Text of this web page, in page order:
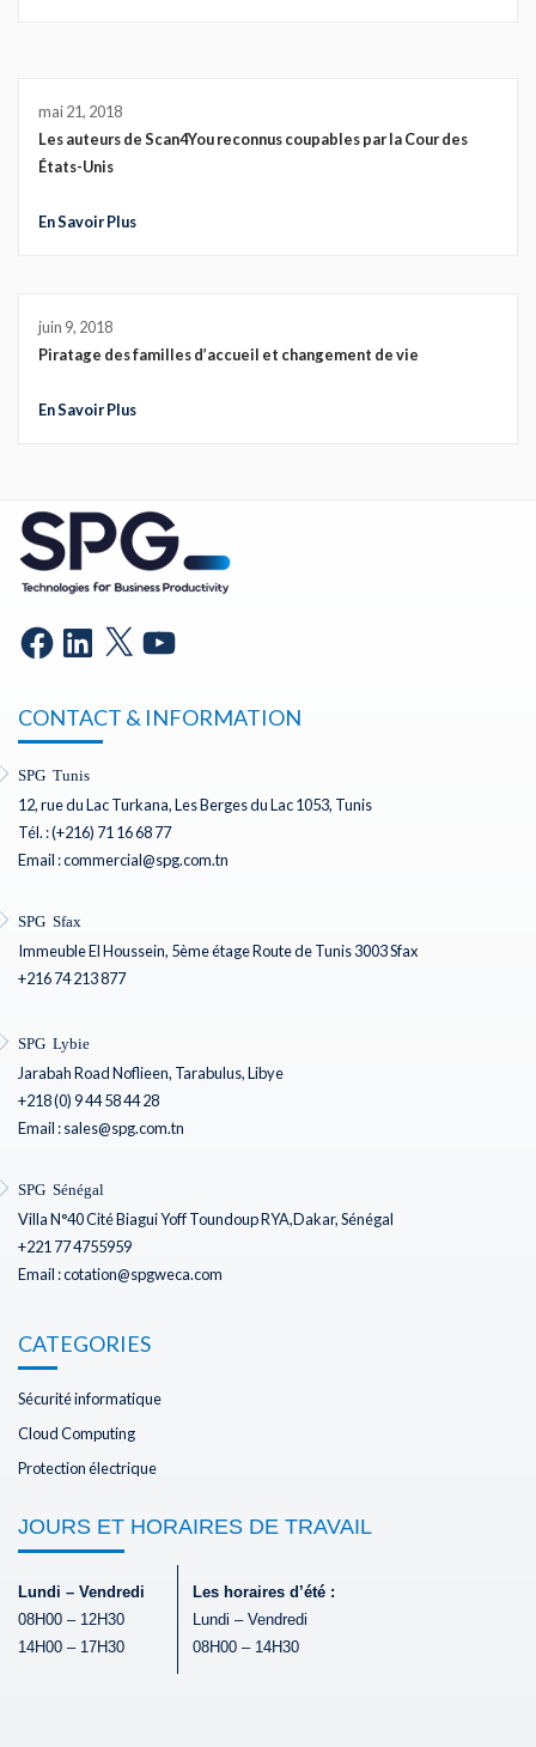
mai 21, 2018
Les auteurs de Scan4You reconnus coupables par la Cour des
États-Unis
En Savoir Plus
juin 9, 2018
Piratage des familles d’accueil et changement de vie
En Savoir Plus
CONTACT & INFORMATION
SPG Tunis
12, rue du Lac Turkana, Les Berges du Lac 1053, Tunis
Tél. : (+216) 71 16 68 77
Email : commercial@spg.com.tn
SPG Sfax
Immeuble El Houssein, 5ème étage Route de Tunis 3003 Sfax
+216 74 213 877
SPG Lybie
Jarabah Road Noflieen, Tarabulus, Libye
+218 (0) 9 44 58 44 28
Email : sales@spg.com.tn
SPG Sénégal
Villa N°40 Cité Biagui Yoff Toundoup RYA,Dakar, Sénégal
+221 77 4755959
Email : cotation@spgweca.com
CATEGORIES
Sécurité informatique
Cloud Computing
Protection électrique
JOURS ET HORAIRES DE TRAVAIL
Lundi – Vendredi
08H00 – 12H30
14H00 – 17H30
Les horaires d’été :
Lundi – Vendredi
08H00 – 14H30